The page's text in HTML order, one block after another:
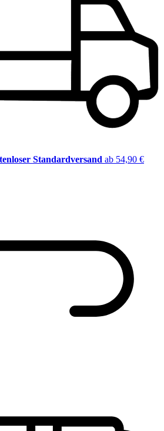
Standardversand ab 54,90 €